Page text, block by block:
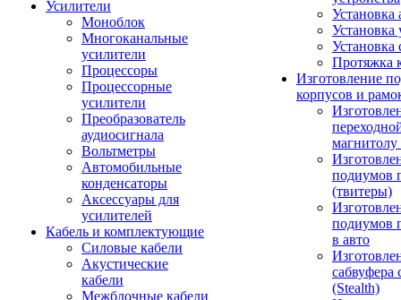
Усилители
Моноблок
Многоканальные
усилители
Процессоры
Процессорные
усилители
Преобразователь
аудиосигнала
Вольтметры
Автомобильные
конденсаторы
Аксессуары для
усилителей
Кабель и комплектующие
Силовые кабели
Акустические
кабели
Межблочные кабели
Установка
Установка
Установка
Протяжка
Изготовление
корпусов и
подиумов
(твитеры)
подиумов
в авто
сабвуфера
(Stealth)